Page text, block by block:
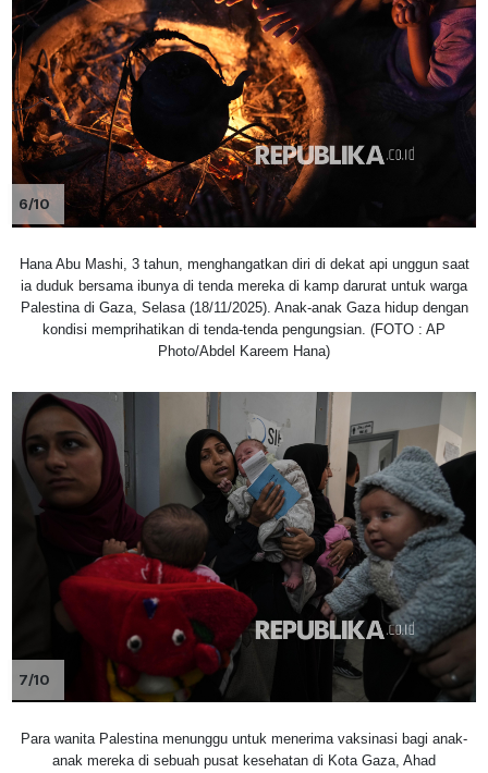
6/10
Hana Abu Mashi, 3 tahun, menghangatkan diri di dekat api unggun saat
ia duduk bersama ibunya di tenda mereka di kamp darurat untuk warga
Palestina di Gaza, Selasa (18/11/2025). Anak-anak Gaza hidup dengan
kondisi memprihatikan di tenda-tenda pengungsian. (FOTO : AP
Photo/Abdel Kareem Hana)
7/10
Para wanita Palestina menunggu untuk menerima vaksinasi bagi anak-
anak mereka di sebuah pusat kesehatan di Kota Gaza, Ahad